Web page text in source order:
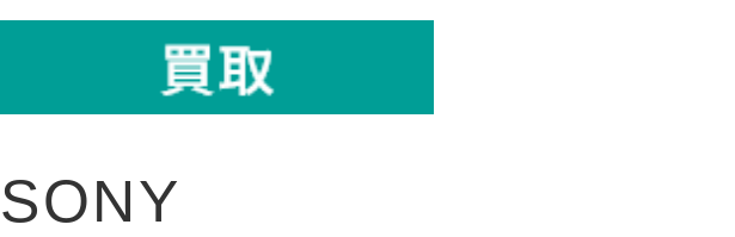
SONY